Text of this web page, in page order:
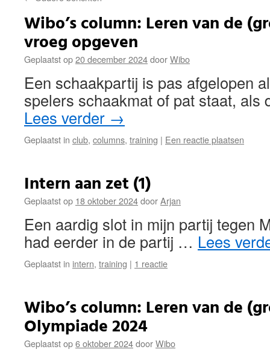
Wibo’s column: Leren van de
vroeg opgeven
Geplaatst op20 december 2024doorWibo
Een schaakpartij is pas afgelopen
spelers schaakmat of pat staat,
Lees verder →
Geplaatst in club, columns, training | Een reactie plaatsen
Intern aan zet (1)
Geplaatst op 18 oktober 2024doorArjan
Een aardig slot in mijn partij tegen
had eerder in de partij … Lees
Geplaatst in intern, training | 1 reactie
Wibo’s column: Leren van de
Olympiade 2024
Geplaatst op6 oktober 2024doorWibo